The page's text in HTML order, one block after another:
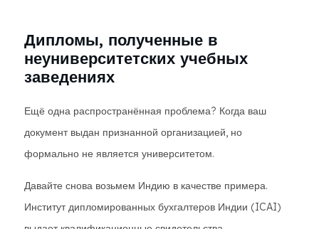
Дипломы, полученные в
неуниверситетских учебных
заведениях
Ещё одна распространённая проблема? Когда ваш
документ выдан признанной организацией, но
формально не является университетом.
Давайте снова возьмем Индию в качестве примера.
Институт дипломированных бухгалтеров Индии (ICAI)